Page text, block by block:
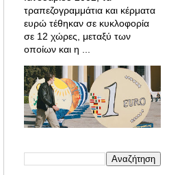
τραπεζογραμμάτια και κέρματα
ευρώ τέθηκαν σε κυκλοφορία
σε 12 χώρες, μεταξύ των
οποίων και η ...